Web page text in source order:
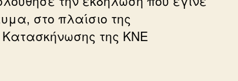
στο πλαίσιο της
Κατασκήνωσης της ΚΝΕ